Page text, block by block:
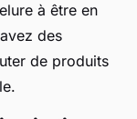
à être en
des
de produits